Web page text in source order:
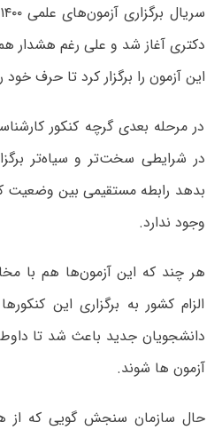
دکتری آغاز شد و علی رغم هشدار
این آزمون را برگزار کرد تا حرف
در مرحله بعدی گرچه کنکور
در شرایطی سخت‌تر و سیاه‌تر
بدهد رابطه‌ مستقیمی بین وضعیت
وجود ندارد.
هر چند که این آزمون‌ها هم با
الزام کشور به برگزاری این
دانشجویان جدید باعث شد تا
آزمون ها شوند.
حال سازمان سنجش گویی که